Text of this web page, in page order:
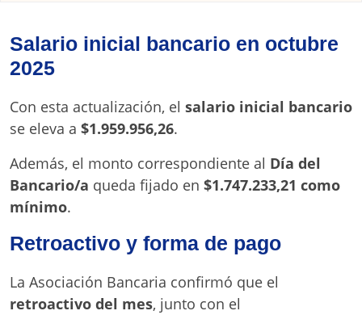
Salario inicial bancario en octubre
2025
Con esta actualización, el salario inicial bancario
se eleva a $1.959.956,26.
Además, el monto correspondiente al Día del
Bancario/a queda fijado en $1.747.233,21 como
mínimo.
Retroactivo y forma de pago
La Asociación Bancaria confirmó que el
retroactivo del mes, junto con el